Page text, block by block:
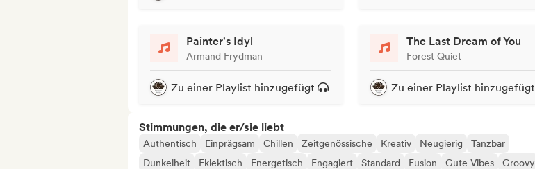
Painter's Idyl
Armand Frydman
Zu einer Playlist hinzugefügt
The Last Dream of You
Forest Quiet
Zu einer Playlist hinzugefügt
Stimmungen, die er/sie liebt
Authentisch Einprägsam Chillen Zeitgenössische Kreativ Neugierig
Tanzbar
Dunkelheit
Eklektisch Energetisch Engagiert Standard Fusion Gute Vibes
Groovy